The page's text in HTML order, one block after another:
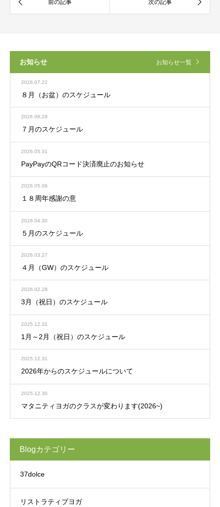
お知らせ お知らせ一覧
2026.07.22
８月（お盆）のスケジュール
2026.06.28
７月のスケジュール
2026.05.31
PayPayのQRコード決済廃止のお知らせ
2026.05.06
１８周年感謝の意
2026.04.30
５月のスケジュール
2026.03.27
４月（GW）のスケジュール
2026.02.28
3月（祝日）のスケジュール
2025.12.31
1月～2月（祝日）のスケジュール
2025.12.31
2026年からのスケジュールについて
2025.12.30
マタニティヨガのクラスが変わります(2026~)
Blogカテゴリー
37dolce
リストラティブヨガ